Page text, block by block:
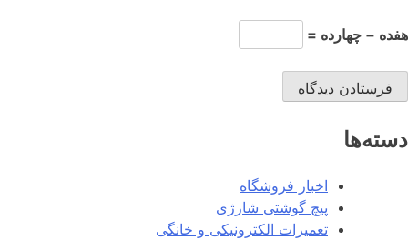
هفده − چهارده =
دسته‌ها
اخبار فروشگاه
پیچ گوشتی شارژی
تعمیرات الکترونیکی و خانگی